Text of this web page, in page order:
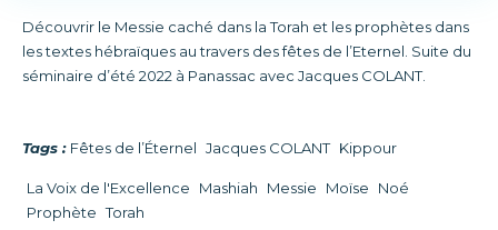
Découvrir le Messie caché dans la Torah et les prophètes dans
les textes hébraïques au travers des fêtes de l’Eternel. Suite du
séminaire d’été 2022 à Panassac avec Jacques COLANT.
Tags : Fêtes de l’Éternel Jacques COLANT Kippour
La Voix de l'Excellence Mashiah Messie Moïse
Noé
Prophète Torah